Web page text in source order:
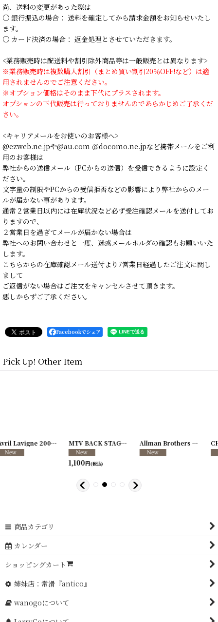
尚、送料の変更があった際は
○ 銀行振込の場合： 送料を確定してから請求金額をお知らせいたし
ます。
○ カード決済の場合： 返金処理とさせていただきます。
<業務販売時は配送料や割引除外商品等は一般販売とは異なります>
※業務販売時は複数購入割引（まとめ買い割引20％OFF!など）は適
用されませんのでご注意ください。
※オプション価格はそのまま下代にプラスされます。
オプションの下代販売は行っておりませんのであらかじめご了承くだ
さい。
<キャリアメールをお使いのお客様へ>
@ezweb.ne.jpや@au.com ＠docomo.ne.jpなど携帯メールをご利
用のお客様は
弊社からの送信メール（PCからの送信）を受信できるように設定く
ださい。
文字量の制限やPCからの受信拒否などの影響により弊社からのメー
ルが届かない事があります。
通常２営業日以内には在庫状況など必ず受注確認メールを送付してお
りますので、
２営業日を過ぎてメールが届かない場合は
弊社へのお問い合わせと一度、迷惑メールホルダの確認もお願いいた
します。
こちらからの在庫確認メール送付より7営業日経過したご注文に関し
まして
ご返信がない場合はご注文をキャンセルさせて頂きます。
悪しからずご了承ください。
Facebookでシェア
Pick Up! Other Item
137] [250213-26 [250117-88] [
商品カテゴリ
カレンダー
ショッピングカート
姉妹店：常滑『antico』
wanogoについて